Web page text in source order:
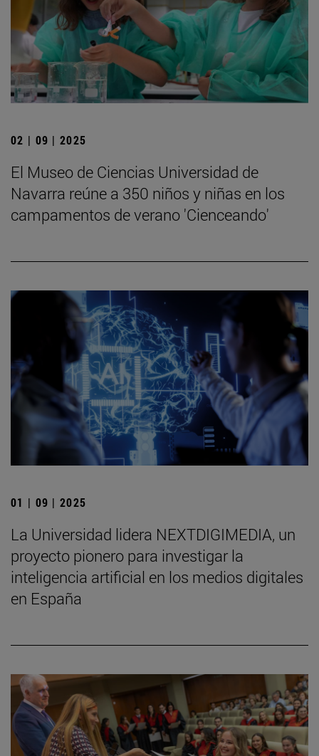
02 | 09 | 2025
El Museo de Ciencias Universidad de
Navarra reúne a 350 niños y niñas en los
campamentos de verano 'Cienceando'
01 | 09 | 2025
La Universidad lidera NEXTDIGIMEDIA, un
proyecto pionero para investigar la
inteligencia artificial en los medios digitales
en España